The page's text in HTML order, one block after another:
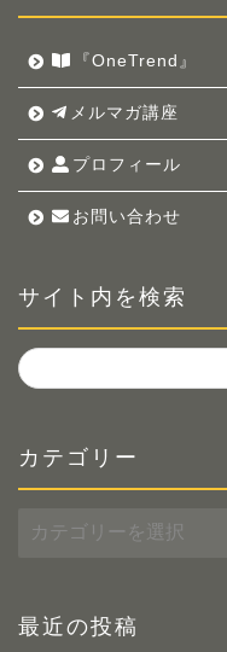
『OneTrend』
メルマガ講座
プロフィール
お問い合わせ
サイト内を検索
カテゴリー
テ
ー
最近の投稿